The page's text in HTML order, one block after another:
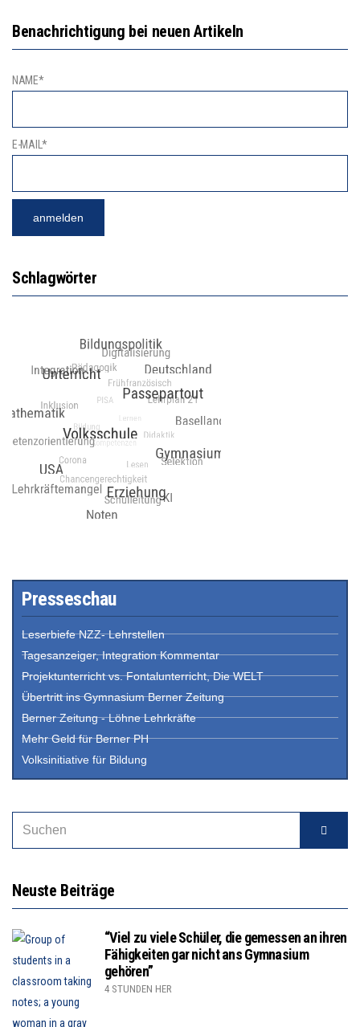
Benachrichtigung bei neuen Artikeln
NAME*
E-MAIL*
Schlagwörter
Presseschau
Leserbiefe NZZ- Lehrstellen
Tagesanzeiger, Integration Kommentar
Projektunterricht vs. Fontalunterricht, Die WELT
Übertritt ins Gymnasium Berner Zeitung
Berner Zeitung - Löhne Lehrkräfte
Mehr Geld für Berner PH
Volksinitiative für Bildung
Neuste Beiträge
“Viel zu viele Schüler, die gemessen an ihren
Fähigkeiten gar nicht ans Gymnasium
gehören”
4 STUNDEN HER